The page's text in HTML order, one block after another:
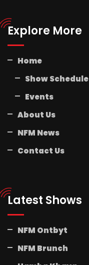
Explore More
Home
Show Schedule
Events
About Us
NFM News
Contact Us
Latest Shows
NFM Ontbyt
NFM Brunch